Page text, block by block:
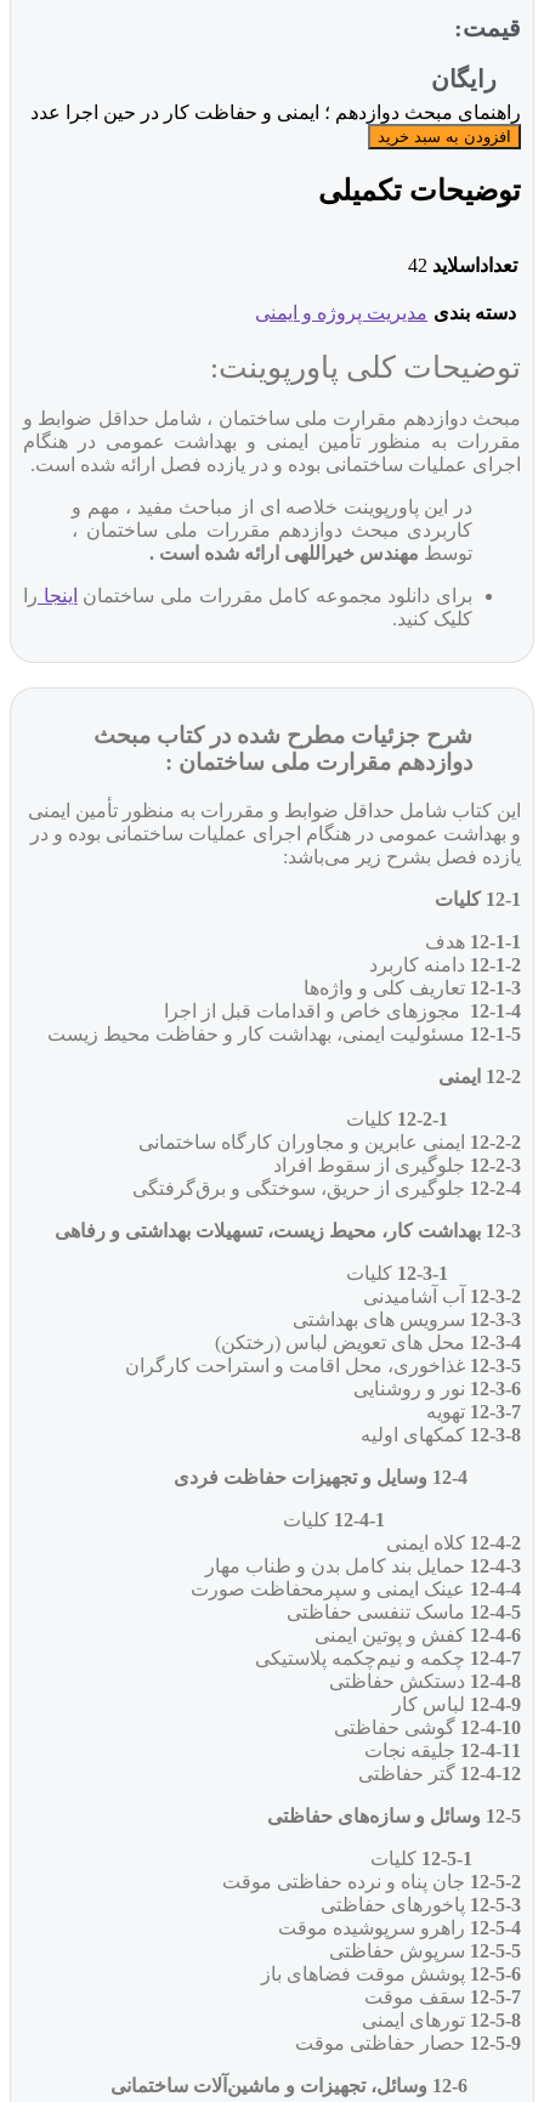
قیمت:
رایگان
راهنمای مبحث دوازدهم ؛ ایمنی و حفاظت کار در حین اجرا عدد
افزودن به سبد خرید
توضیحات تکمیلی
تعداداسلاید 42
دسته بندی مدیریت پروژه و ایمنی
توضیحات کلی پاورپوینت:
مبحث دوازدهم مقرارت ملی ساختمان ، شامل حداقل ضوابط و
مقررات به منظور تأمین ایمنی و بهداشت عمومی در هنگام
اجرای عملیات ساختمانی بوده و در یازده فصل ارائه شده است.
در این پاورپوینت خلاصه ای از مباحث مفید ، مهم و
کاربردی مبحث دوازدهم مقررات ملی ساختمان ،
توسط مهندس خیراللهی ارائه شده است .
برای دانلود مجموعه کامل مقررات ملی ساختمان اینجا را
کلیک کنید.
شرح جزئیات مطرح شده در کتاب مبحث
دوازدهم مقرارت ملی ساختمان :
این کتاب شامل حداقل ضوابط و مقررات به منظور تأمین ایمنی
و بهداشت عمومی در هنگام اجرای عملیات ساختمانی بوده و در
یازده فصل بشرح زیر می‌باشد:
12-1 کلیات
12-1-1 هدف
12-1-2 دامنه کاربرد
12-1-3 تعاریف کلی و واژه‌ها
12-1-4 مجوزهای خاص و اقدامات قبل از اجرا
12-1-5 مسئولیت ایمنی، بهداشت کار و حفاظت محیط زیست
12-2 ایمنی
12-2-1 کلیات
12-2-2 ایمنی عابرین و مجاوران کارگاه ساختمانی
12-2-3 جلوگیری از سقوط افراد
12-2-4 جلوگیری از حریق، سوختگی و برق‌گرفتگی
12-3 بهداشت کار، محیط زیست، تسهیلات بهداشتی و رفاهی
12-3-1 کلیات
12-3-2 آب آشامیدنی
12-3-3 سرویس های بهداشتی
12-3-4 محل های تعویض لباس (رختکن)
12-3-5 غذاخوری، محل اقامت و استراحت کارگران
12-3-6 نور و روشنایی
12-3-7 تهویه
12-3-8 کمکهای اولیه
12-4 وسایل و تجهیزات حفاظت فردی
12-4-1 کلیات
12-4-2 کلاه ایمنی
12-4-3 حمایل بند کامل بدن و طناب مهار
12-4-4 عینک ایمنی و سپرمحفاظت صورت
12-4-5 ماسک تنفسی حفاظتی
12-4-6 کفش و پوتین ایمنی
12-4-7 چکمه و نیم‌چکمه پلاستیکی
12-4-8 دستکش حفاظتی
12-4-9 لباس کار
12-4-10 گوشی حفاظتی
12-4-11 جلیقه نجات
12-4-12 گتر حفاظتی
12-5 وسائل و سازه‌های حفاظتی
12-5-1 کلیات
12-5-2 جان پناه و نرده حفاظتی موقت
12-5-3 پاخورهای حفاظتی
12-5-4 راهرو سرپوشیده موقت
12-5-5 سرپوش‌ حفاظتی
12-5-6 پوشش ‌موقت فضاهای ‌باز
12-5-7 سقف‌ موقت
12-5-8 تورهای‌ ایمنی
12-5-9 حصار حفاظتی موقت
12-6 وسائل، تجهیزات و ماشین‌آلات ساختمانی